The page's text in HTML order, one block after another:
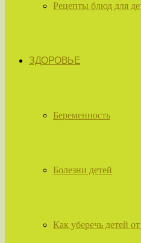
Рецепты блюд для
ЗДОРОВЬЕ
Беременность
Болезни детей
Как уберечь детей